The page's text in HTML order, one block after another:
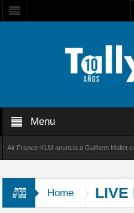
Menu
France-KLM anuncia a Guilhem Mallet como
Home LIVE